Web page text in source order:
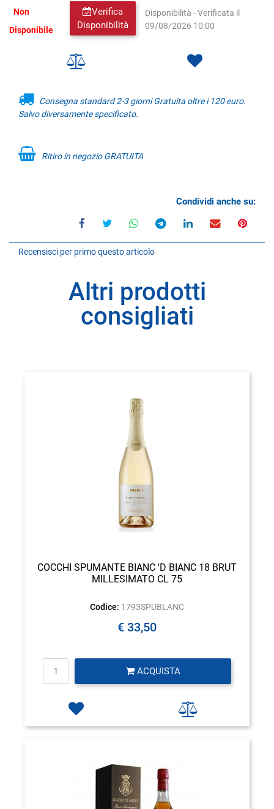
Verifica
Disponibilità
Non
Disponibile
Disponibilità - Verificata il
09/08/2026 10:00
Consegna standard 2-3 giorni Gratuita oltre i 120 euro.
Salvo diversamente specificato.
Ritiro in negozio GRATUITA
Condividi anche su:
Recensisci per primo questo articolo
Altri prodotti
consigliati
COCCHI SPUMANTE BIANC 'D BIANC 18 BRUT
MILLESIMATO CL 75
Codice: 1793SPUBLANC
€ 33,50
ACQUISTA